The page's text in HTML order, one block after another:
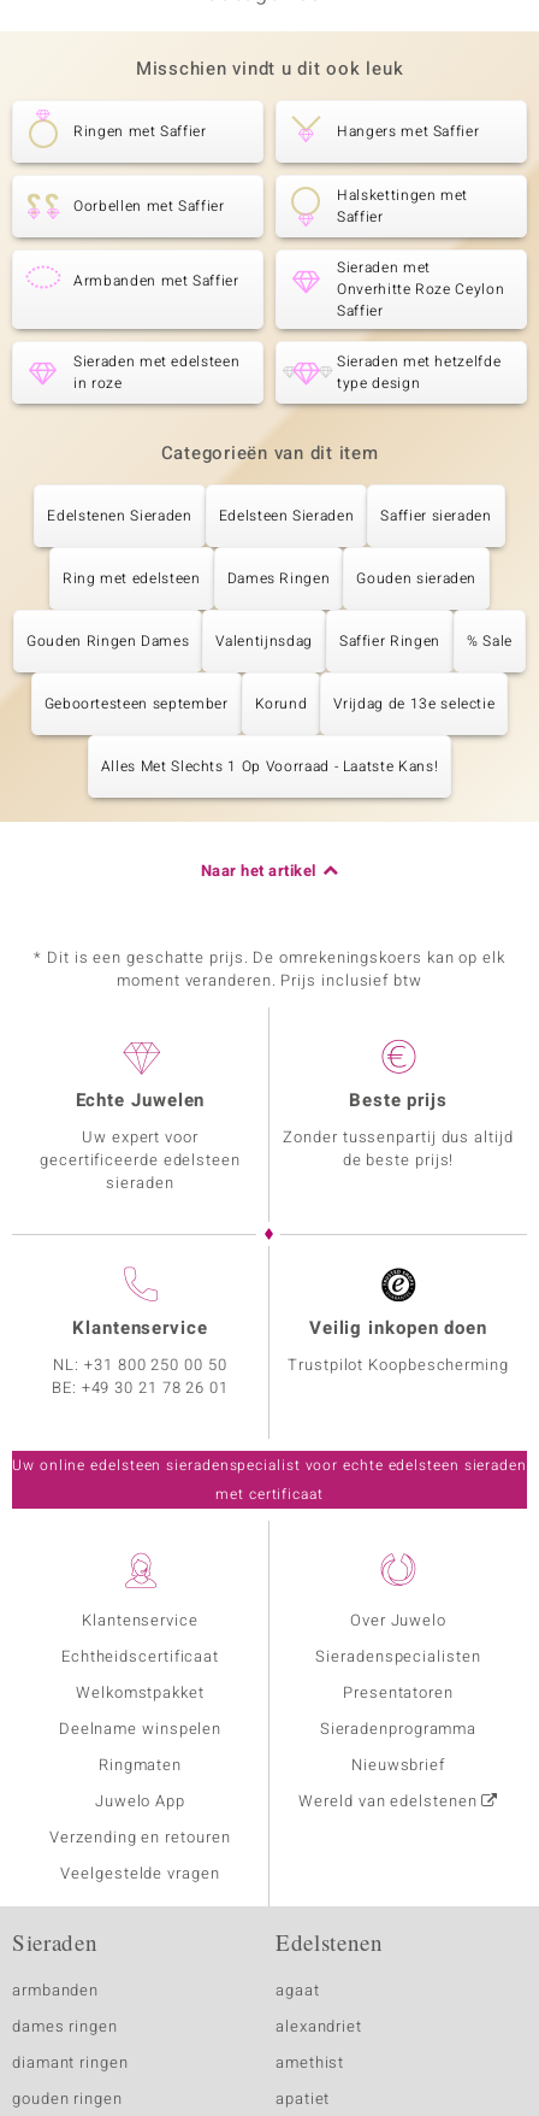
Misschien vindt u dit ook leuk
Ringen met Saffier Hangers met Saffier
Oorbellen met Saffier
Halskettingen met
Saffier
Armbanden met Saffier
Sieraden met
Onverhitte Roze Ceylon
Saffier
Sieraden met edelsteen
in roze
Sieraden met hetzelfde
type design
Categorieën van dit item
Edelstenen Sieraden Edelsteen Sieraden Saffier sieraden
Ring met edelsteen Dames Ringen Gouden sieraden
Gouden Ringen Dames Valentijnsdag Saffier Ringen % Sale
Geboortesteen september Korund Vrijdag de 13e selectie
Alles Met Slechts 1 Op Voorraad - Laatste Kans!
Naar het artikel
* Dit is een geschatte prijs. De omrekeningskoers kan op elk
moment veranderen. Prijs inclusief btw
Klantenservice
Echtheidscertificaat
Welkomstpakket
Deelname winspelen
Ringmaten
Juwelo App
Verzending en retouren
Veelgestelde vragen
Over Juwelo
Sieradenspecialisten
Presentatoren
Sieradenprogramma
Nieuwsbrief
Wereld van edelstenen
Echte Juwelen
Uw expert voor
gecertificeerde edelsteen
sieraden
Beste prijs
Zonder tussenpartij dus altijd
de beste prijs!
Klantenservice
NL:+31 800 250 00 50
BE: +49 30 21 78 26 01
Veilig inkopen doen
Trustpilot Koopbescherming
Uw online edelsteen sieradenspecialist voor echte edelsteen sieraden
met certificaat
Sieraden
armbanden
dames ringen
diamant ringen
gouden ringen
Edelstenen
agaat
alexandriet
amethist
apatiet